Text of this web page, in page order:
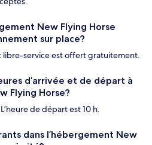
New Flying Horse
sur place?
libre-service est offert gratuitement.
d’arrivée et de départ à
Flying Horse?
de départ est 10 h.
dans l’hébergement New